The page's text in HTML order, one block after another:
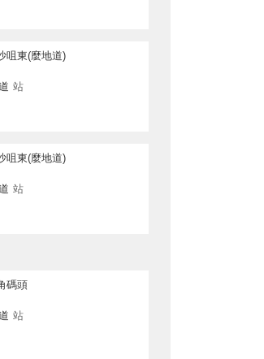
咀東(麼地道)
站
咀東(麼地道)
站
碼頭
站